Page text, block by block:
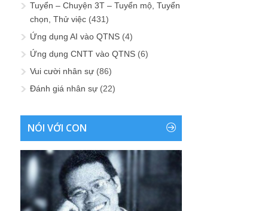
Tuyển – Chuyện 3T – Tuyển mộ, Tuyển
chọn, Thử việc (431)
Ứng dụng AI vào QTNS (4)
Ứng dụng CNTT vào QTNS (6)
Vui cười nhân sự (86)
Đánh giá nhân sự (22)
NÓI VỚI CON